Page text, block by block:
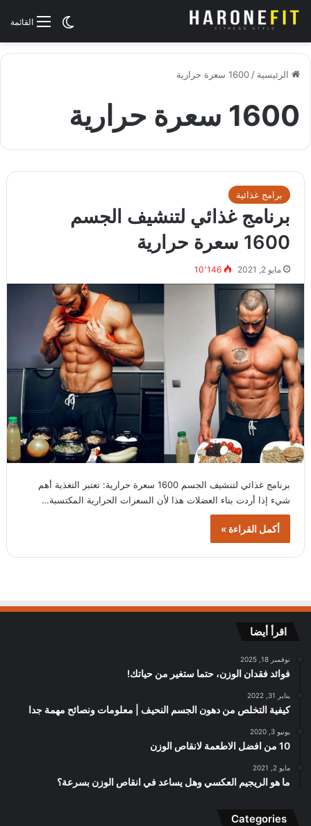
القائمةالوضع
الرئيسية / 1600 سعرة حرارية
1600 سعرة حرارية
برامج غذائية
برنامج غذائي لتنشيف الجسم
1600 سعرة حرارية
مايو 2, 2021 10٬146
برنامج غذائي لتنشيف الجسم 1600 سعرة حرارية: تعتبر التغذية أهم
شيء إذا أردت بناء العضلات هذا لأن السعرات الحرارية المكتسبة…
أكمل القراءة »
اقرأ أيضا
نوفمبر 18, 2025
فوائد فقدان الوزن، حتما ستغير من حياتك!
يناير 31, 2022
كيفية التخلص من دهون الجسم النحيف | معلومات ونصائح مهمة جدا
يونيو 3, 2020
10 من افضل الاطعمة لانقاص الوزن
مايو 2, 2021
ما هو الريجيم العكسي وهل يساعد في انقاص الوزن بسرعة؟
Categories